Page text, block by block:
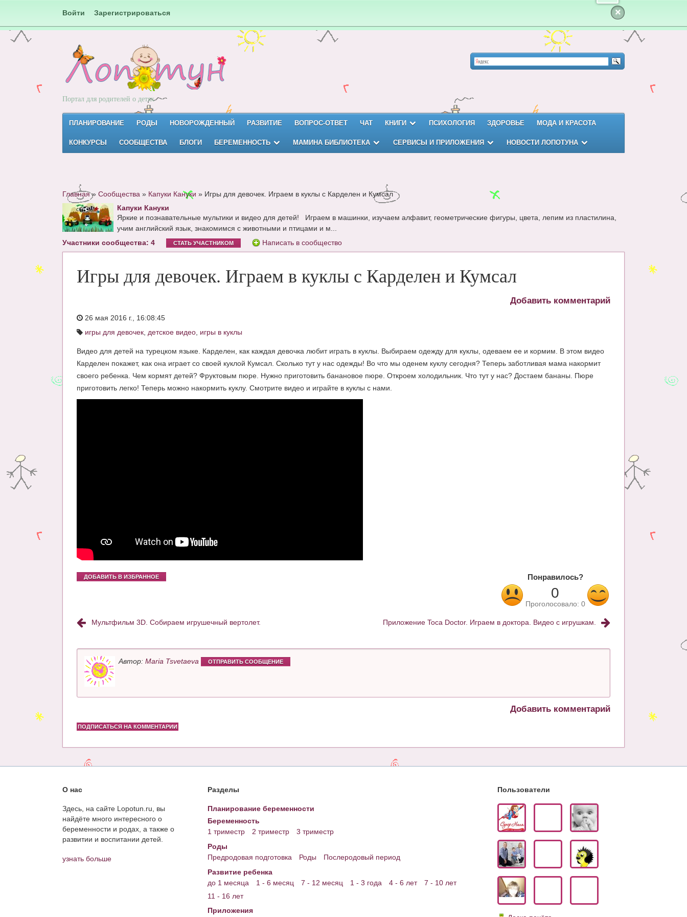
Войти Зарегистрироваться ×
Портал для родителей о детях
ПЛАНИРОВАНИЕ РОДЫ НОВОРОЖДЕННЫЙ РАЗВИТИЕ ВОПРОС-ОТВЕТ ЧАТ КНИГИ ПСИХОЛОГИЯ ЗДОРОВЬЕ МОДА И КРАСОТА
КОНКУРСЫ СООБЩЕСТВА БЛОГИ БЕРЕМЕННОСТЬ МАМИНА БИБЛИОТЕКА СЕРВИСЫ И ПРИЛОЖЕНИЯ НОВОСТИ ЛОПОТУНА
Главная» Сообщества » Капуки Кануки » Игры для девочек. Играем в куклы с Карделен и Кумсал
Капуки Кануки
Яркие и познавательные мультики и видео для детей! Играем в машинки, изучаем алфавит, геометрические фигуры, цвета, лепим из пластилина,
учим английский язык, знакомимся с животными и птицами и м...
Участники сообщества: 4
СТАТЬ УЧАСТНИКОМ Написать в сообщество
Игры для девочек. Играем в куклы с Карделен и Кумсал
Добавить комментарий
26 мая 2016 г., 16:08:45
игры для девочек детское видео игры в куклы
Видео для детей на турецком языке. Карделен, как каждая девочка любит играть в куклы. Выбираем одежду для куклы, одеваем ее и кормим. В этом видео
Карделен покажет, как она играет со своей куклой Кумсал. Сколько тут у нас одежды! Во что мы оденем куклу сегодня? Теперь заботливая мама накормит
своего ребенка. Чем кормят детей? Фруктовым пюре. Нужно приготовить банановое пюре. Откроем холодильник. Что тут у нас? Достаем бананы. Пюре
приготовить легко! Теперь можно накормить куклу. Смотрите видео и играйте в куклы с нами.
Понравилось?
0
Проголосовало: 0
ДОБАВИТЬ В ИЗБРАННОЕ
Мультфильм 3D. Собираем игрушечный вертолет. Приложение Toca Doctor. Играем в доктора. Видео с игрушкам.
Автор: Maria Tsvetaeva ОТПРАВИТЬ СООБЩЕНИЕ
Добавить комментарий
ПОДПИСАТЬСЯ НА КОММЕНТАРИИ
О нас
Здесь, на сайте Lopotun.ru, вы
найдёте много интересного о
беременности и родах, а также о
развитии и воспитании детей.
узнать больше
Разделы
Планирование беременности
Беременность
1 триместр
2 триместр
3 триместр
Роды
Предродовая подготовка
Роды
Послеродовый период
Развитие ребенка
до 1 месяца
1 - 6 месяц 7 - 12 месяц 1 - 3 года 4 - 6 лет
7 - 10 лет
11 - 16 лет
Приложения
Пользователи